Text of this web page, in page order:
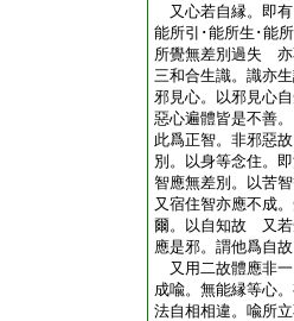
又心若自縁。即
能所引･能所生･能
所覺無差別過失 亦
三和合生識。識亦
邪見心。以邪見心
惡心遍體皆是不善
此爲正智。非邪惡
別。以身等念住。
智應無差別。以苦
又宿住智亦應不成
爾。以自知故 又若
應是邪。謂他爲自
又用二故體應非
成喩。無能縁等心
法自相相違。喩所